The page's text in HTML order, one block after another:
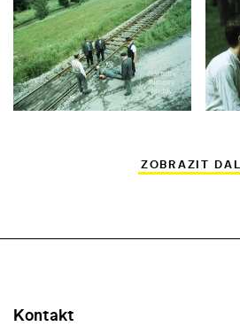
ZOBRAZIT
Kontakt